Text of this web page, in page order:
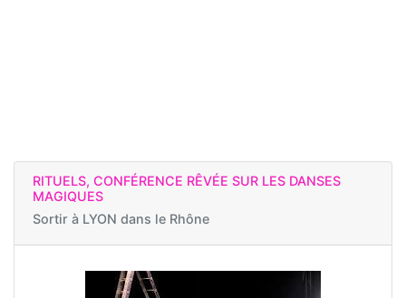
RITUELS, CONFÉRENCE RÊVÉE SUR LES DANSES
MAGIQUES
Sortir à LYON dans le Rhône